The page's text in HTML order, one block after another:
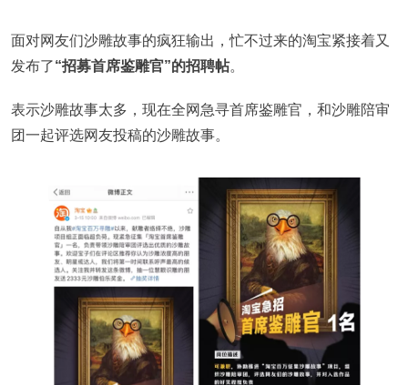
面对网友们沙雕故事的疯狂输出，忙不过来的淘宝紧接着又
发布了“招募首席鉴雕官”的招聘帖。
表示沙雕故事太多，现在全网急寻首席鉴雕官，和沙雕陪审
团一起评选网友投稿的沙雕故事。